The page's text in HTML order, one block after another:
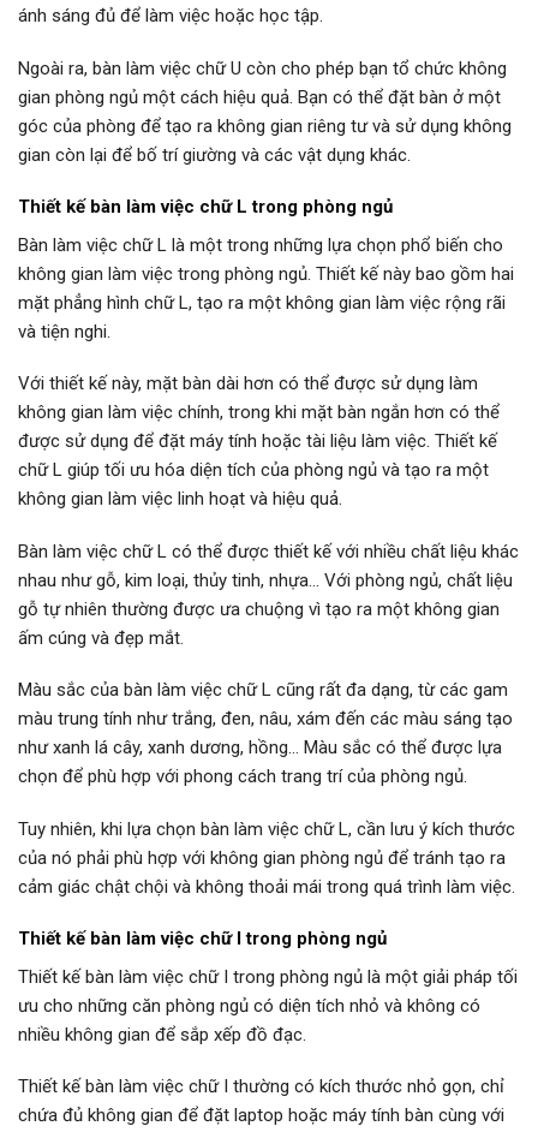
ánh sáng đủ để làm việc hoặc học tập.
Ngoài ra, bàn làm việc chữ U còn cho phép bạn tổ chức không
gian phòng ngủ một cách hiệu quả. Bạn có thể đặt bàn ở một
góc của phòng để tạo ra không gian riêng tư và sử dụng không
gian còn lại để bố trí giường và các vật dụng khác.
Thiết kế bàn làm việc chữ L trong phòng ngủ
Bàn làm việc chữ L là một trong những lựa chọn phổ biến cho
không gian làm việc trong phòng ngủ. Thiết kế này bao gồm hai
mặt phẳng hình chữ L, tạo ra một không gian làm việc rộng rãi
và tiện nghi.
Với thiết kế này, mặt bàn dài hơn có thể được sử dụng làm
không gian làm việc chính, trong khi mặt bàn ngắn hơn có thể
được sử dụng để đặt máy tính hoặc tài liệu làm việc. Thiết kế
chữ L giúp tối ưu hóa diện tích của phòng ngủ và tạo ra một
không gian làm việc linh hoạt và hiệu quả.
Bàn làm việc chữ L có thể được thiết kế với nhiều chất liệu khác
nhau như gỗ, kim loại, thủy tinh, nhựa… Với phòng ngủ, chất liệu
gỗ tự nhiên thường được ưa chuộng vì tạo ra một không gian
ấm cúng và đẹp mắt.
Màu sắc của bàn làm việc chữ L cũng rất đa dạng, từ các gam
màu trung tính như trắng, đen, nâu, xám đến các màu sáng tạo
như xanh lá cây, xanh dương, hồng… Màu sắc có thể được lựa
chọn để phù hợp với phong cách trang trí của phòng ngủ.
Tuy nhiên, khi lựa chọn bàn làm việc chữ L, cần lưu ý kích thước
của nó phải phù hợp với không gian phòng ngủ để tránh tạo ra
cảm giác chật chội và không thoải mái trong quá trình làm việc.
Thiết kế bàn làm việc chữ I trong phòng ngủ
Thiết kế bàn làm việc chữ I trong phòng ngủ là một giải pháp tối
ưu cho những căn phòng ngủ có diện tích nhỏ và không có
nhiều không gian để sắp xếp đồ đạc.
Thiết kế bàn làm việc chữ I thường có kích thước nhỏ gọn, chỉ
chứa đủ không gian để đặt laptop hoặc máy tính bàn cùng với